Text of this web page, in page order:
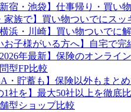
新宿・池袋】仕事帰り・買い
家族で】買い物ついでにス
横浜・川崎】買い物ついでに
お子様がいる方へ】自宅で
2026年最新】保険のオンライ
型FP比較
・貯蓄も】保険以外もまと
1社を】最大50社以上を徹底
型ショップ比較